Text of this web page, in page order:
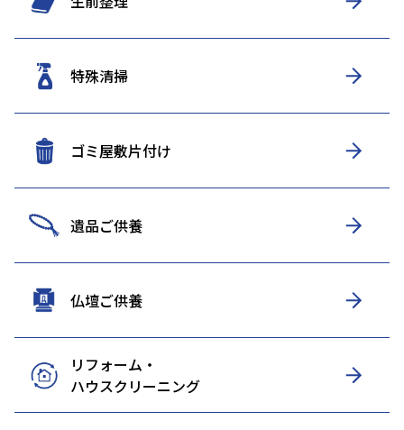
特殊清掃
ゴミ屋敷片付け
遺品ご供養
仏壇ご供養
リフォーム・
ハウスクリーニング